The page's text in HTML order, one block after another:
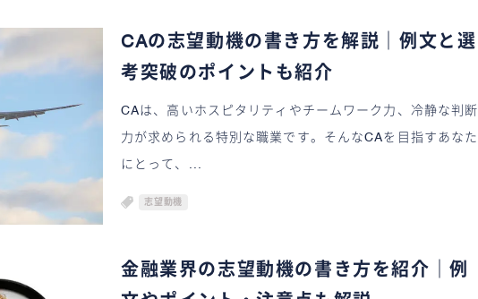
CAの志望動機の書き方を解説｜例文と選
考突破のポイントも紹介
CAは、高いホスピタリティやチームワーク力、冷静な判断
力が求められる特別な職業です。そんなCAを目指すあなた
にとって、...
志望動機
金融業界の志望動機の書き方を紹介｜例